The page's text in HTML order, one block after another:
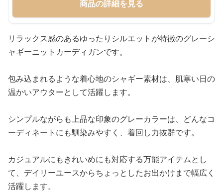
商品の詳細を見る
リラックス感のあるゆったりシルエットが特徴のグレーシ
ャギーニットカーディガンです。
包み込まれるような着心地のシャギー素材は、肌寒い日の
温かいアウターとして活躍します。
シンプルながらも上品な印象のグレーカラーは、どんなコ
ーディネートにも馴染みやすく、着回し力抜群です。
カジュアルにもきれいめにも対応する万能アイテムとし
て、デイリーユースからちょっとしたお出かけまで幅広く
活躍します。